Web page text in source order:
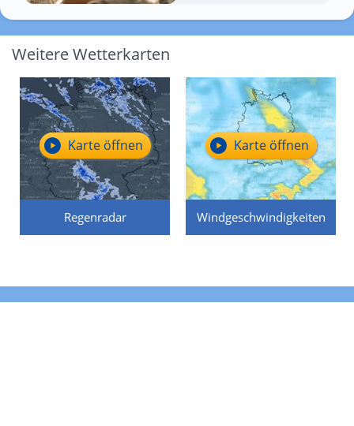
Weitere Wetterkarten
Regenradar
Karte öffnen
Windgeschwindigkeiten
Karte öffnen